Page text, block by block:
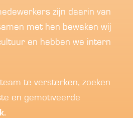
zijn daarin van
met hen bewaken wij
en hebben we intern
te versterken, zoeken
en gemotiveerde